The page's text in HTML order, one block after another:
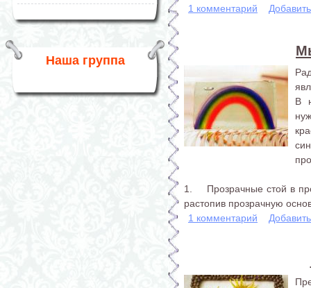
Наша группа
1 комментарий
В
1. Прозрачные стой в
растопив прозрачную
1 комментарий